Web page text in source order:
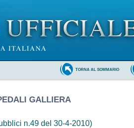
TORNA AL SOMMARIO
GALLIERA
n.49 del 30-4-2010)